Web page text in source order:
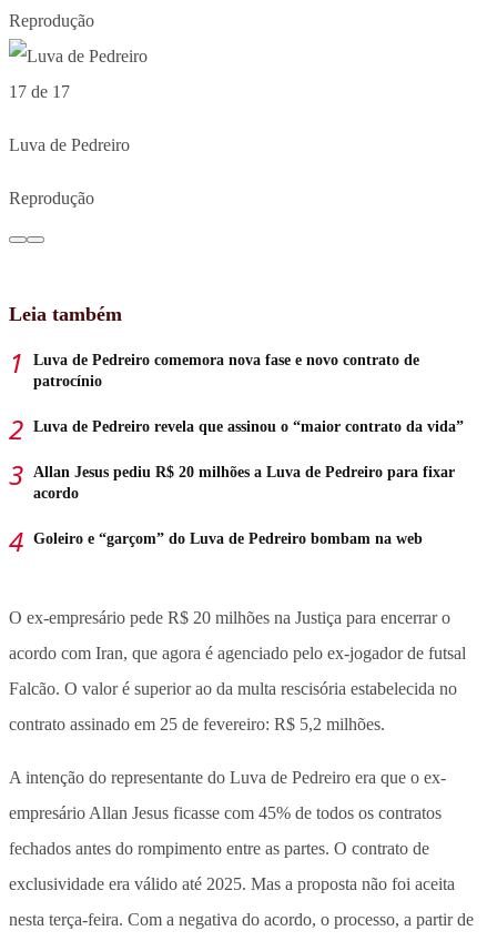
Reprodução
17 de 17
Luva de Pedreiro
Reprodução
Leia também
Luva de Pedreiro comemora nova fase e novo contrato de
patrocínio
Luva de Pedreiro revela que assinou o “maior contrato da vida”
Allan Jesus pediu R$ 20 milhões a Luva de Pedreiro para fixar
acordo
Goleiro e “garçom” do Luva de Pedreiro bombam na web
O ex-empresário pede R$ 20 milhões na Justiça para encerrar o
acordo com Iran, que agora é agenciado pelo ex-jogador de futsal
Falcão. O valor é superior ao da multa rescisória estabelecida no
contrato assinado em 25 de fevereiro: R$ 5,2 milhões.
A intenção do representante do Luva de Pedreiro era que o ex-
empresário Allan Jesus ficasse com 45% de todos os contratos
fechados antes do rompimento entre as partes. O contrato de
exclusividade era válido até 2025. Mas a proposta não foi aceita
nesta terça-feira. Com a negativa do acordo, o processo, a partir de